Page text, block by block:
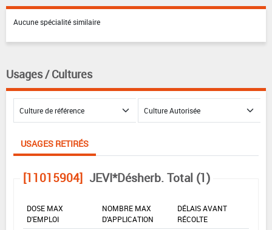
Aucune spécialité similaire
Usages / Cultures
USAGES RETIRÉS
[11015904] JEVI*Désherb. Total (1)
DOSE MAX
D'EMPLOI
NOMBRE MAX
D'APPLICATION
DÉLAIS AVANT
RÉCOLTE